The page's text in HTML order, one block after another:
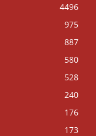
4496
975
887
580
528
240
176
173